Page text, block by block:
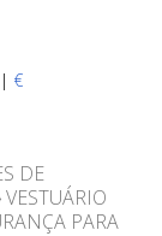
| €
DE
VESTUÁRIO
PARA